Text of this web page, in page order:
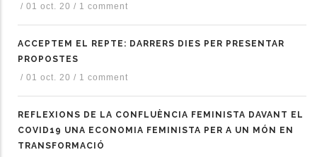
/ 01 oct. 20 / 1 comment
ACCEPTEM EL REPTE: DARRERS DIES PER PRESENTAR
PROPOSTES
/ 01 oct. 20 / 1 comment
REFLEXIONS DE LA CONFLUÈNCIA FEMINISTA DAVANT EL
COVID19 UNA ECONOMIA FEMINISTA PER A UN MÓN EN
TRANSFORMACIÓ